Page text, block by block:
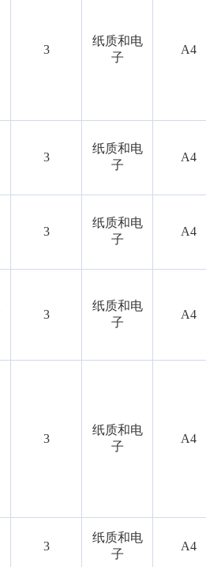
3
纸质和电
子
A4
3
纸质和电
子
A4
3
纸质和电
子
A4
3
纸质和电
子
A4
3
纸质和电
子
A4
3
纸质和电
子
A4